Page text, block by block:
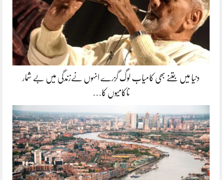
دنیا میں جتنے بھی کامیاب لوگ گزرے انہوں نےزندگی میں بے شمار
ناکامیوں کا…